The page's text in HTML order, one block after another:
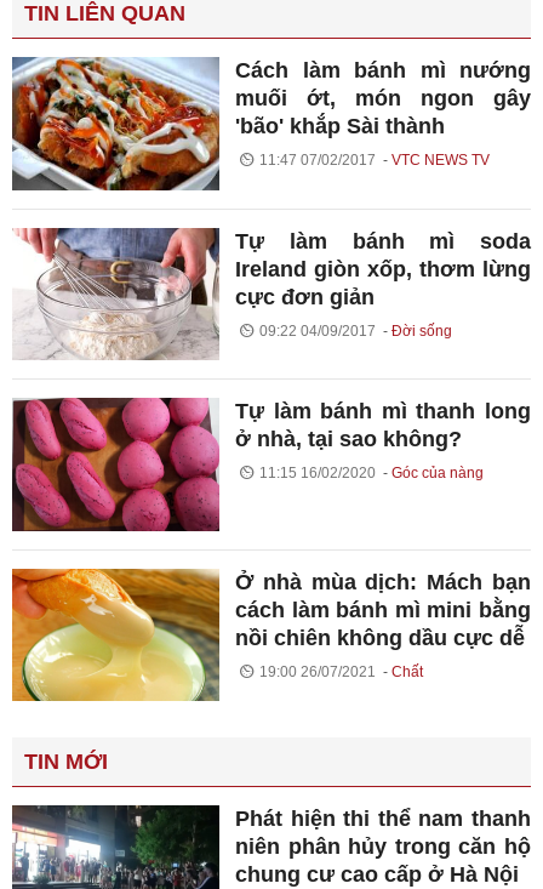
TIN LIÊN QUAN
Cách làm bánh mì nướng
muối ớt, món ngon gây
'bão' khắp Sài thành
11:47 07/02/2017 VTC NEWS TV
Tự làm bánh mì soda
Ireland giòn xốp, thơm lừng
cực đơn giản
09:22 04/09/2017 Đời sống
Tự làm bánh mì thanh long
ở nhà, tại sao không?
11:15 16/02/2020 Góc của nàng
Ở nhà mùa dịch: Mách bạn
cách làm bánh mì mini bằng
nồi chiên không dầu cực dễ
19:00 26/07/2021 Chất
TIN MỚI
Phát hiện thi thể nam thanh
niên phân hủy trong căn hộ
chung cư cao cấp ở Hà Nội